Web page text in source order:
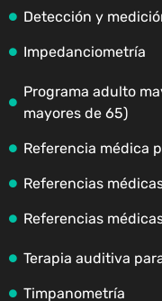
Detección y
Impedanciometría
Programa adulto
mayores de 65)
Referencia médica
Referencias
Referencias
Terapia auditiva
Timpanometría